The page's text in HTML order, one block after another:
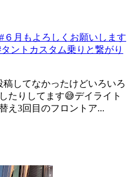
#６月もよろしくお願いします
タントカスタム乗りと繋がり
してなかったけどいろいろ
たりしてます😅デイライト
え3回目のフロントア...